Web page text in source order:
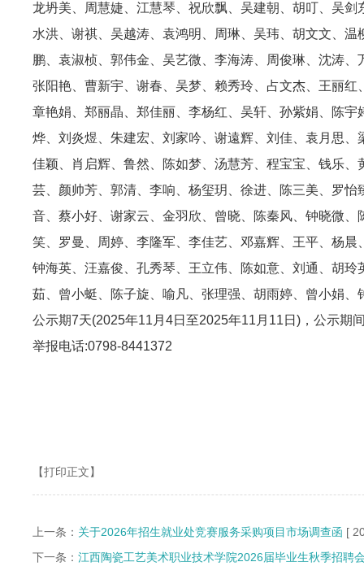
龙坍美、周慧婕、江慧琴、祝欣飘、吴建朝、胡叮、吴
水洪、谢祺、吴越涛、袁鸿明、周琳、吴玮、胡文文、
鹏、袁淑桢、郭伟金、吴艺微、李海涛、周俊琳、沈涛
张阳艳、曹新宇、谢春、吴梦、赖秀玲、占文杰、王丽
章艳娟、郑丽晶、郑佳丽、李杨红、吴轩、孙紫娟、陈
烨、刘炎煜、朱建宏、刘家吟、谢遠辉、刘佳、袁月思
佳颖、肖启辉、鲁然、陈如梦、汤慧芳、程宝宝、钱乐
芸、颜帅芳、郭清、李响、杨玺玥、徐进、陈三美、罗
音、蔡小好、谢家云、金羽欣、曾晓、陈秦风、钟晓微
笑、罗曼、周婷、李隆军、李佳艺、邓嘉辉、王平、杨
钟海英、汪嘉俊、孔秀琴、王立伟、陈如意、刘通、胡
茹、曾小蜓、陈子旋、喻凡、张理强、胡雨婷、曾小娟、
公示期7天(2025年11月4日至2025年11月11日)，公示期
举报电话:0798-8441372
【打印正文】
上一条： ​关于2026年招生就业处竞赛服务采购项目市场调查函 [
下一条： 江西陶瓷工艺美术职业技术学院2026届毕业生秋季招聘